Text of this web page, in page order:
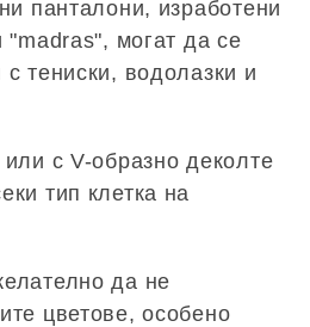
панталони, изработени
"madras", могат да се
тениски, водолазки и
с V-образно деколте
тип клетка на
да не
цветове, особено